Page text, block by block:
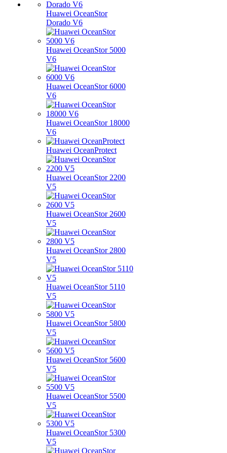
Huawei OceanStor
Dorado V6
Huawei OceanStor 5000
V6
Huawei OceanStor 6000
V6
Huawei OceanStor 18000
V6
Huawei OceanProtect
Huawei OceanStor 2200
V5
Huawei OceanStor 2600
V5
Huawei OceanStor 2800
V5
Huawei OceanStor 5110
V5
Huawei OceanStor 5800
V5
Huawei OceanStor 5600
V5
Huawei OceanStor 5500
V5
Huawei OceanStor 5300
V5